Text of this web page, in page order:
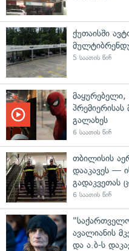
ქუთაისში
5 საათის წინ
მაყურებელი,
გალახეს
6 საათის წინ
თბილისის
დააკავეს —
გადაკვეთას
6 საათის წინ
ავალიანის
და ა.ბ-ს